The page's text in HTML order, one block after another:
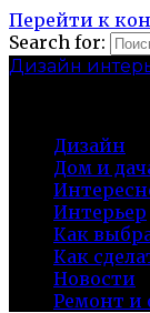
Перейти к
Search for:
Дизайн
Дизайн
Дом и
Интерьер
Как
Как
Новости
Ремонт и